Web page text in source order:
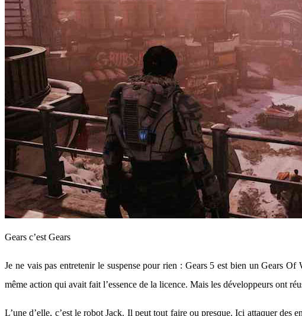
Gears c’est Gears
Je ne vais pas entretenir le suspense pour rien : Gears 5 est bien un Gears
même action qui avait fait l’essence de la licence. Mais les développeurs ont
L’une d’elle, c’est le robot Jack. Il peut tout faire ou presque. Ici attaquer